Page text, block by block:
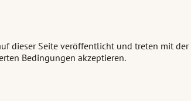
dieser Seite veröffentlicht und treten mit
Bedingungen akzeptieren.